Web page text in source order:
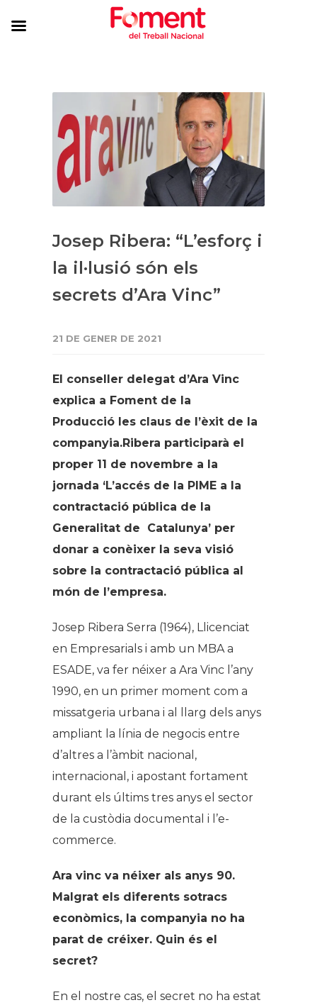
Josep Ribera: “L’esforç i
la il·lusió són els
secrets d’Ara Vinc”
21 DE GENER DE 2021
El conseller delegat d’Ara Vinc
explica a Foment de la
Producció les claus de l’èxit de la
companyia.Ribera participarà el
proper 11 de novembre a la
jornada ‘L’accés de la PIME a la
contractació pública de la
Generalitat de Catalunya’ per
donar a conèixer la seva visió
sobre la contractació pública al
món de l’empresa.
Josep Ribera Serra (1964), Llicenciat
en Empresarials i amb un MBA a
ESADE, va fer néixer a Ara Vinc l’any
1990, en un primer moment com a
missatgeria urbana i al llarg dels anys
ampliant la línia de negocis entre
d’altres a l’àmbit nacional,
internacional, i apostant fortament
durant els últims tres anys el sector
de la custòdia documental i l’e-
commerce.
Ara vinc va néixer als anys 90.
Malgrat els diferents sotracs
econòmics, la companyia no ha
parat de créixer. Quin és el
secret?
En el nostre cas, el secret no ha estat